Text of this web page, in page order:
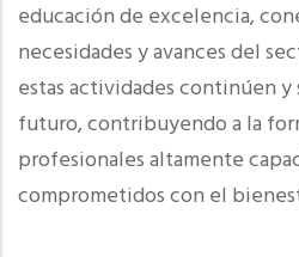
educación de excelencia,
necesidades y avances del
estas actividades continúen
futuro, contribuyendo a la
profesionales altamente
comprometidos con el